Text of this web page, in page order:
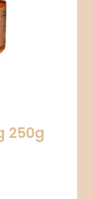
250g